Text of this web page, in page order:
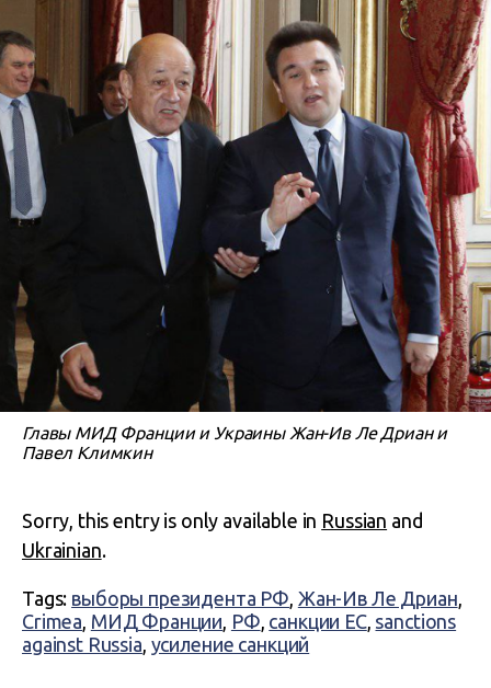
Главы МИД Франции и Украины Жан-Ив Ле Дриан и
Павел Климкин
Sorry, this entry is only available in Russian and
Ukrainian.
Tags: выборы президента РФ, Жан-Ив Ле Дриан,
Crimea, МИД Франции, РФ, санкции ЕС, sanctions
against Russia, усиление санкций